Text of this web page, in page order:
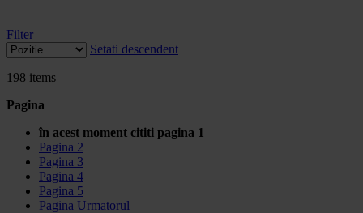
Filter
Setati descendent
198 items
Pagina
în acest moment cititi pagina 1
Pagina 2
Pagina 3
Pagina 4
Pagina 5
Pagina Urmatorul